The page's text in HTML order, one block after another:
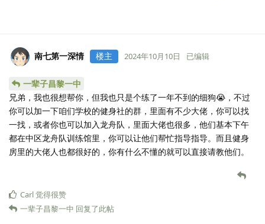
南七第一深情 楼主 2024年10月10日 已编辑
一辈子昌黎一中
兄弟，我也很想帮你，但我也只是个练了一年不到的细狗😭，不过
你可以加一下咱们学校的健身社的群，里面有不少大佬，你可以找
一找，或者你也可以加入龙舟队，里面大佬也很多，他们基本下午
都在中区龙舟队训练馆里，你可以让他们帮忙指导指导。而且健身
房里的大佬人也都很好的，你有什么不懂的就可以直接请教他们。
Carl觉得很赞
一辈子昌黎一中 回复了此帖